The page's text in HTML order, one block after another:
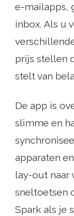
e-mailapps,
inbox. Als u
prijs stellen
stelt van
De app is
slimme en
apparaten
lay-out naar
sneltoetsen
Spark als je